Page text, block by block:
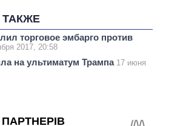
ТАКЖЕ
торговое эмбарго против
2017, 20:58
на ультиматум Трампа 17 июня